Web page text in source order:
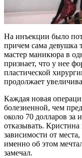
На инъекции было
причем сама девушка
мастер маникюра в
признает, что у нее
пластической
продолжает
Каждая новая
болезненной, чем
около 70 долларов за
отказывать.
зависимости от
именно об этом
замечал.